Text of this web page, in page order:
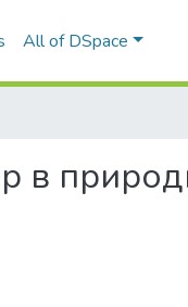
All of DSpace
в